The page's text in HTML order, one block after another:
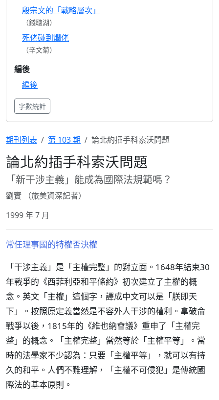
殷宗文的「戰略層次」
（錢聰湖）
死佬碰到爛佬
（辛文菊）
編後
編後
字數統計
期刊列表 第 103 期 論北約插手科索沃問題
論北約插手科索沃問題
「新干涉主義」能成為國際法規範嗎？
劉實 （旅美資深記者）
1999 年 7 月
常任理事國的特權否決權
「干涉主義」是「主權完整」的對立面。1648年結束30
年戰爭的《西菲利亞和平條約》初次建立了主權的概
念。英文「主權」這個字，譯成中文可以是「朕即天
下」。按照原定義當然是不容外人干涉的權利。拿破侖
戰爭以後，1815年的《維也納會議》重申了「主權完
整」的概念。「主權完整」當然等於「主權平等」。當
時的法學家不少認為：只要「主權平等」，就可以有持
久的和平。人們不難理解，「主權不可侵犯」是傳統國
際法的基本原則。